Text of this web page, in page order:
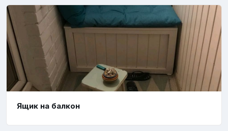
Ящик на балкон